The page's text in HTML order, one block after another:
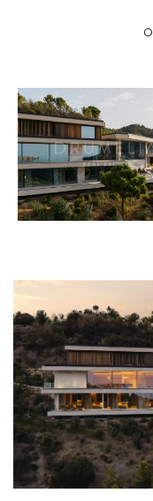
sosiale soner, og gir
overflater, avansert
løsninger som
Ute skaper
evighetsbasseng et
Beliggende i et av
boligområder tilbyr